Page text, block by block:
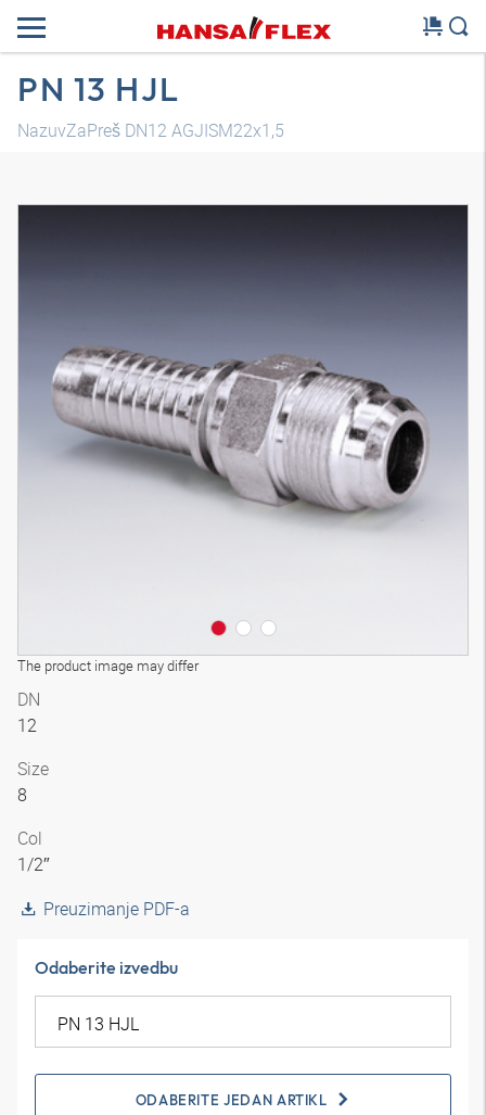
PN 13 HJL
NazuvZaPreš DN12 AGJISM22x1,5
The product image may differ
3D model
DN
12
Size
8
Col
1/2″
Preuzimanje PDF-a
Odaberite izvedbu
ODABERITE JEDAN ARTIKL